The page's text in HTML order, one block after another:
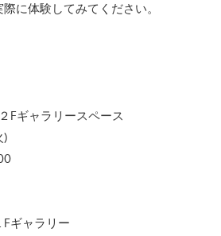
に体験してみてください。
Fギャラリースペース
)
Fギャラリー